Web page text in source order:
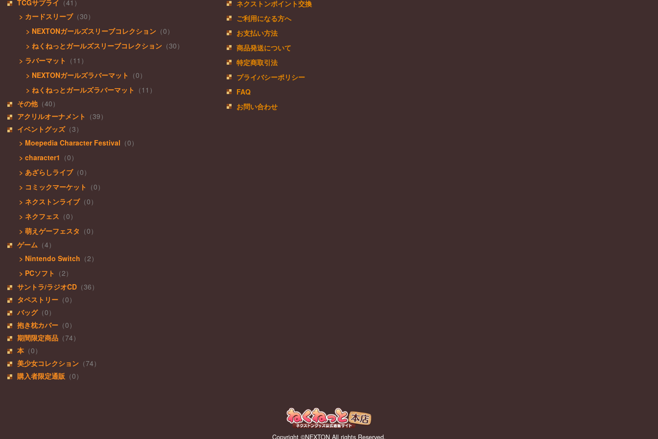
TCGサプライ （41）
> カードスリーブ（30）
> NEXTONガールズスリーブコレクション （0）
> ねくねっとガールズスリーブコレクション （30）
> ラバーマット （11）
> NEXTONガールズラバーマット （0）
> ねくねっとガールズラバーマット （11）
その他（40）
アクリルオーナメント （39）
イベントグッズ（3）
> Moepedia Character Festival （0）
> character1 （0）
> あざらしライブ（0）
> コミックマーケット （0）
> ネクストンライブ（0）
> ネクフェス （0）
> 萌えゲーフェスタ （0）
ゲーム （4）
> Nintendo Switch （2）
> PCソフト （2）
サントラ/ラジオCD （36）
タペストリー （0）
バッグ（0）
抱き枕カバー （0）
期間限定商品 （74）
本 （0）
美少女コレクション （74）
購入者限定通販 （0）
ネクストンポイント交換
ご利用になる方へ
お支払い方法
商品発送について
特定商取引法
プライバシーポリシー
FAQ
お問い合わせ
Copyright ©NEXTON All rights Reserved.